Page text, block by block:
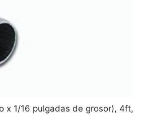
x 1/16 pulgadas de grosor), 4ft,